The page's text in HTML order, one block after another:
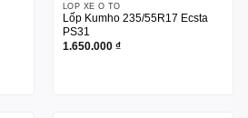
LỐP XE Ô TÔ
Lốp Kumho 235/55R17 Ecsta
PS31
1.650.000 ₫